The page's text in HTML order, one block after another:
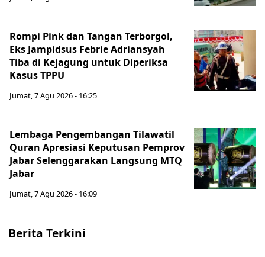
Rompi Pink dan Tangan Terborgol,
Eks Jampidsus Febrie Adriansyah
Tiba di Kejagung untuk Diperiksa
Kasus TPPU
Jumat, 7 Agu 2026 - 16:25
Lembaga Pengembangan Tilawatil
Quran Apresiasi Keputusan Pemprov
Jabar Selenggarakan Langsung MTQ
Jabar
Jumat, 7 Agu 2026 - 16:09
Berita Terkini